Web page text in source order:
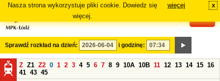
Nasza strona wykorzystuje pliki cookie. Dowiedz się
więcej.
więcej x
Sprawdź rozkład na dzień: i godzinę:
Z Z1 Z2 0 1 2 3 4 5 6 7 8 9 10A 10B 11 12 13 14 15 16
41 43 45